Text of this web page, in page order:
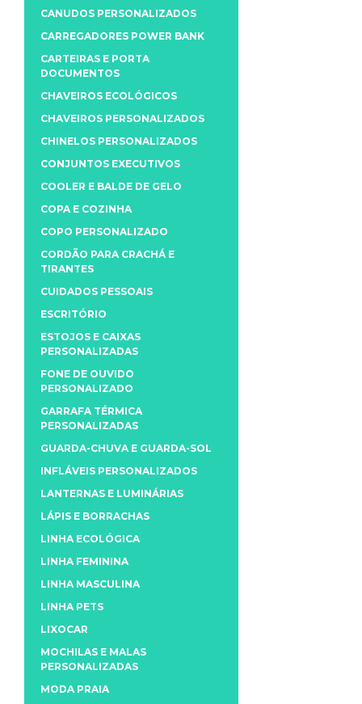
CANUDOS PERSONALIZADOS
CARREGADORES POWER BANK
CARTEIRAS E PORTA
DOCUMENTOS
CHAVEIROS ECOLÓGICOS
CHAVEIROS PERSONALIZADOS
CHINELOS PERSONALIZADOS
CONJUNTOS EXECUTIVOS
COOLER E BALDE DE GELO
COPA E COZINHA
COPO PERSONALIZADO
CORDÃO PARA CRACHÁ E
TIRANTES
CUIDADOS PESSOAIS
ESCRITÓRIO
ESTOJOS E CAIXAS
PERSONALIZADAS
FONE DE OUVIDO
PERSONALIZADO
GARRAFA TÉRMICA
PERSONALIZADAS
GUARDA-CHUVA E GUARDA-SOL
INFLÁVEIS PERSONALIZADOS
LANTERNAS E LUMINÁRIAS
LÁPIS E BORRACHAS
LINHA ECOLÓGICA
LINHA FEMININA
LINHA MASCULINA
LINHA PETS
LIXOCAR
MOCHILAS E MALAS
PERSONALIZADAS
MODA PRAIA